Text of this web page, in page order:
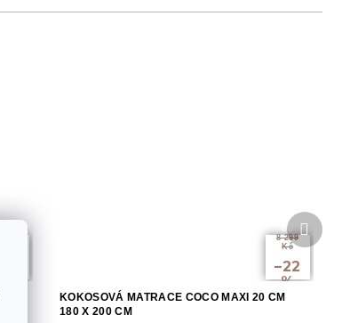
od
8 299
Kč
–22
%
KOKOSOVÁ MATRACE COCO MAXI 20 CM
180 X 200 CM
Další
produkt